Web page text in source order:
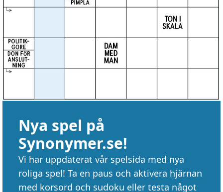
Nya spel på
Synonymer.se!
Vi har uppdaterat vår spelsida med nya
roliga spel! Ta en paus och aktivera hjärnan
med korsord och sudoku eller testa något